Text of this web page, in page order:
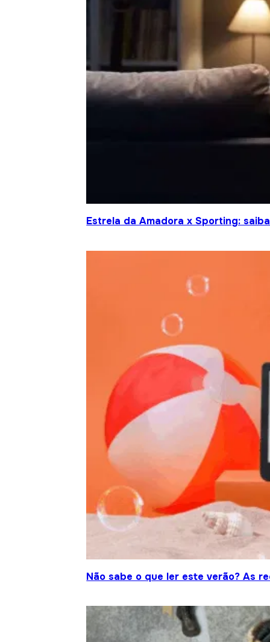
Estrela da Amadora x Sporting:
Não sabe o que ler este verão? As